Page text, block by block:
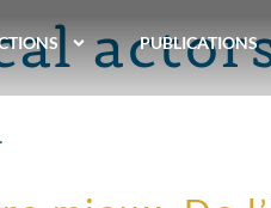
PUBLICATIONS